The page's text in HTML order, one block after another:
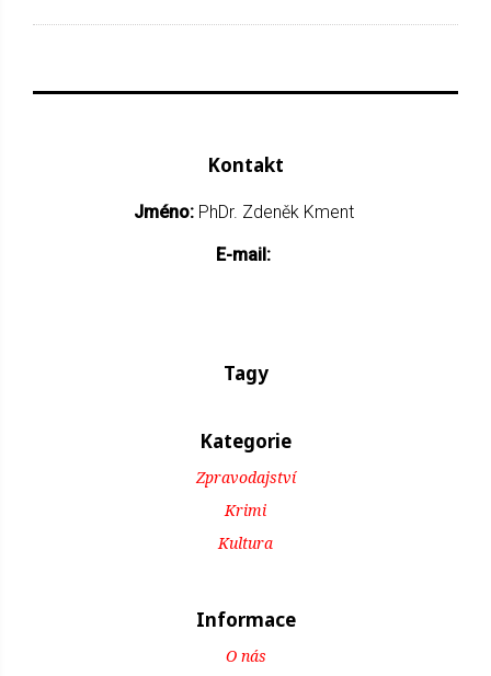
Kontakt
Jméno: PhDr. Zdeněk Kment
E-mail:
Tagy
Kategorie
Zpravodajství
Krimi
Kultura
Informace
O nás